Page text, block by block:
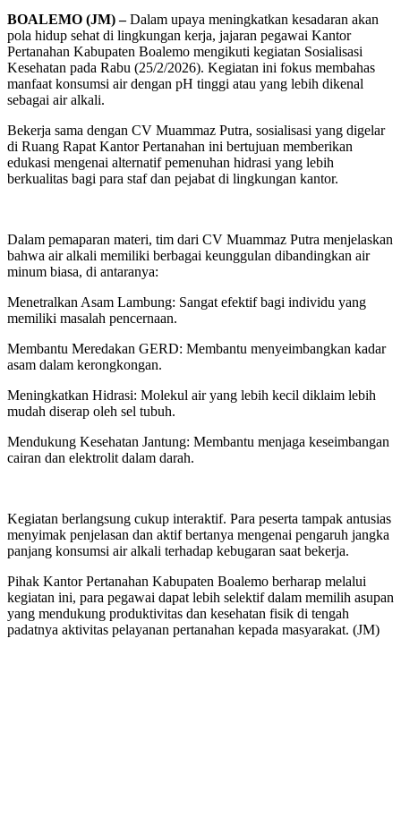
BOALEMO (JM) –Dalam upaya meningkatkan kesadaran akan
pola hidup sehat di lingkungan kerja, jajaran pegawai Kantor
Pertanahan Kabupaten Boalemo mengikuti kegiatan Sosialisasi
Kesehatan pada Rabu (25/2/2026). Kegiatan ini fokus membahas
manfaat konsumsi air dengan pH tinggi atau yang lebih dikenal
sebagai air alkali.
Bekerja sama dengan CV Muammaz Putra, sosialisasi yang digelar
di Ruang Rapat Kantor Pertanahan ini bertujuan memberikan
edukasi mengenai alternatif pemenuhan hidrasi yang lebih
berkualitas bagi para staf dan pejabat di lingkungan kantor.
Dalam pemaparan materi, tim dari CV Muammaz Putra menjelaskan
bahwa air alkali memiliki berbagai keunggulan dibandingkan air
minum biasa, di antaranya:
Menetralkan Asam Lambung: Sangat efektif bagi individu yang
memiliki masalah pencernaan.
Membantu Meredakan GERD: Membantu menyeimbangkan kadar
asam dalam kerongkongan.
Meningkatkan Hidrasi: Molekul air yang lebih kecil diklaim lebih
mudah diserap oleh sel tubuh.
Mendukung Kesehatan Jantung: Membantu menjaga keseimbangan
cairan dan elektrolit dalam darah.
Kegiatan berlangsung cukup interaktif. Para peserta tampak antusias
menyimak penjelasan dan aktif bertanya mengenai pengaruh jangka
panjang konsumsi air alkali terhadap kebugaran saat bekerja.
Pihak Kantor Pertanahan Kabupaten Boalemo berharap melalui
kegiatan ini, para pegawai dapat lebih selektif dalam memilih asupan
yang mendukung produktivitas dan kesehatan fisik di tengah
padatnya aktivitas pelayanan pertanahan kepada masyarakat. (JM)